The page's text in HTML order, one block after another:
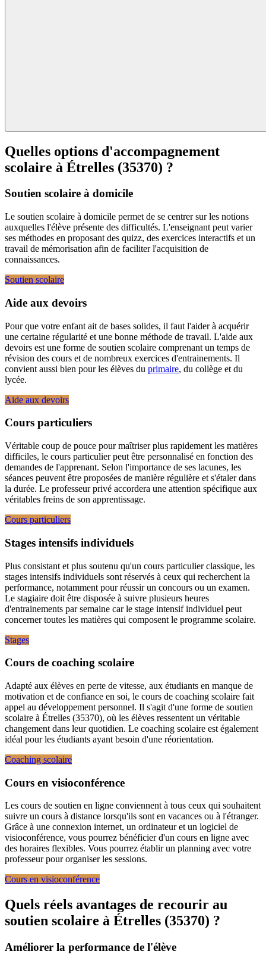
Quelles options d'accompagnement
scolaire à Étrelles (35370) ?
Soutien scolaire à domicile
Le soutien scolaire à domicile permet de se centrer sur les notions
auxquelles l'élève présente des difficultés. L'enseignant peut varier
ses méthodes en proposant des quizz, des exercices interactifs et un
travail de mémorisation afin de faciliter l'acquisition de
connaissances.
Soutien scolaire
Aide aux devoirs
Pour que votre enfant ait de bases solides, il faut l'aider à acquérir
une certaine régularité et une bonne méthode de travail. L'aide aux
devoirs est une forme de soutien scolaire comprenant un temps de
révision des cours et de nombreux exercices d'entrainements. Il
convient aussi bien pour les élèves du primaire, du collège et du
lycée.
Aide aux devoirs
Cours particuliers
Véritable coup de pouce pour maîtriser plus rapidement les matières
difficiles, le cours particulier peut être personnalisé en fonction des
demandes de l'apprenant. Selon l'importance de ses lacunes, les
séances peuvent être proposées de manière régulière et s'étaler dans
la durée. Le professeur privé accordera une attention spécifique aux
véritables freins de son apprentissage.
Cours particuliers
Stages intensifs individuels
Plus consistant et plus soutenu qu'un cours particulier classique, les
stages intensifs individuels sont réservés à ceux qui recherchent la
performance, notamment pour réussir un concours ou un examen.
Le stagiaire doit être disposée à suivre plusieurs heures
d'entrainements par semaine car le stage intensif individuel peut
concerner toutes les matières qui composent le programme scolaire.
Stages
Cours de coaching scolaire
Adapté aux élèves en perte de vitesse, aux étudiants en manque de
motivation et de confiance en soi, le cours de coaching scolaire fait
appel au développement personnel. Il s'agit d'une forme de soutien
scolaire à Étrelles (35370), où les élèves ressentent un véritable
changement dans leur quotidien. Le coaching scolaire est également
idéal pour les étudiants ayant besoin d'une réorientation.
Coaching scolaire
Cours en visioconférence
Les cours de soutien en ligne conviennent à tous ceux qui souhaitent
suivre un cours à distance lorsqu'ils sont en vacances ou à l'étranger.
Grâce à une connexion internet, un ordinateur et un logiciel de
visioconférence, vous pourrez bénéficier d'un cours en ligne avec
des horaires flexibles. Vous pourrez établir un planning avec votre
professeur pour organiser les sessions.
Cours en visioconférence
Quels réels avantages de recourir au
soutien scolaire à Étrelles (35370) ?
Améliorer la performance de l'élève